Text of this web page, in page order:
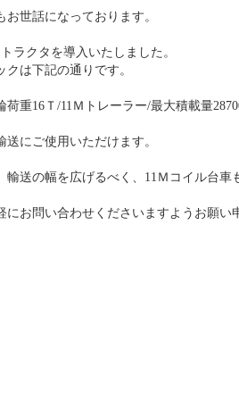
お世話になっております。
ラクタを導入いたしました。
クは下記の通りです。
荷重16Ｔ/11Ｍトレーラー/最大積載量
送にご使用いただけます。
輸送の幅を広げるべく、11Ｍコイル台車
にお問い合わせくださいますようお願い